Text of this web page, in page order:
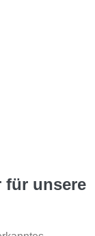
für unsere